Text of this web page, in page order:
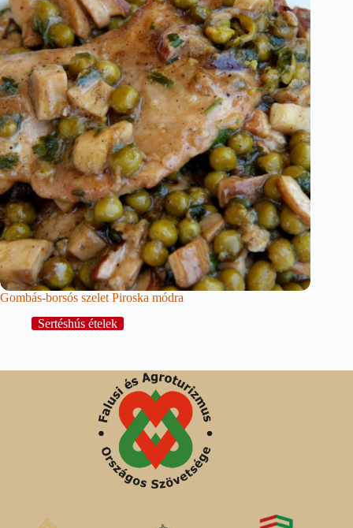
Gombás-borsós szelet Piroska módra
Sertéshús ételek